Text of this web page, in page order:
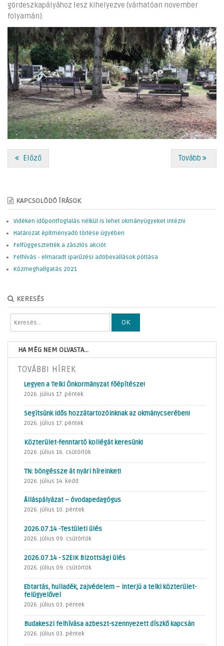
gördeszkapályához lesz kihelyezve (várhatóan november
folyamán).
Előző Tovább
KAPCSOLÓDÓ ÍRÁSOK
Vidéken időpontfoglalás nélkül is lehet okmányügyeket intézni
Határozat építményadó törlése ügyében
Felfüggesztették a zászlós akciót
Felhívás - elmaradt iparűzési adóbevallások pótlása
Közmeghallgatás 2021
KERESÉS
OK
HA MÉG NEM OLVASTA...
TOVÁBBI HÍREK
Legyen a Telki Önkormányzat főépítésze!
2026. július 17. péntek
Segítsünk idős hozzátartozóinknak az okmánycserében!
2026. július 17. péntek
Közterület-fenntartó kollégát keresünk!
2026. július 16. csütörtök
TN: böngéssze át nyári híreinket!
2026. július 14. kedd
Álláspályázat – óvodapedagógus
2026. július 10. péntek
2026.07.14 -Testületi ülés
2026. július 09. csütörtök
2026.07.14 - SZEIK Bizottsági ülés
2026. július 09. csütörtök
Ebtartás, hulladék, zajvédelem – interjú a telki közterület-
felügyelővel
2026. július 03. péntek
Budakeszi felhívása azbeszt-szennyezett díszkő kapcsán
2026. július 03. péntek